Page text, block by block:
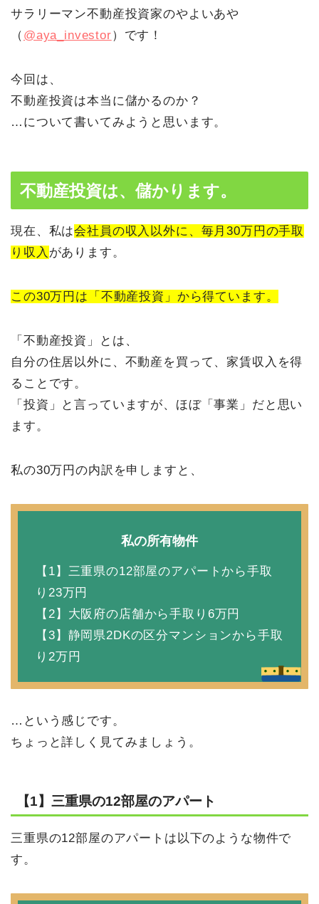
サラリーマン不動産投資家のやよいあや
（ @aya_investor）です！
今回は、
不動産投資は本当に儲かるのか？
…について書いてみようと思います。
不動産投資は、儲かります。
現在、私は会社員の収入以外に、毎月30万円の手取
り収入 があります。
この30万円は「不動産投資」から得ています。
「不動産投資」とは、
自分の住居以外に、不動産を買って、家賃収入を得
ることです。
「投資」と言っていますが、ほぼ「事業」だと思い
ます。
私の30万円の内訳を申しますと、
私の所有物件
【1】三重県の12部屋のアパートから手取
り23万円
【2】大阪府の店舗から手取り6万円
【3】静岡県2DKの区分マンションから手取
り2万円
…という感じです。
ちょっと詳しく見てみましょう。
【1】三重県の12部屋のアパート
三重県の12部屋のアパートは以下のような物件で
す。